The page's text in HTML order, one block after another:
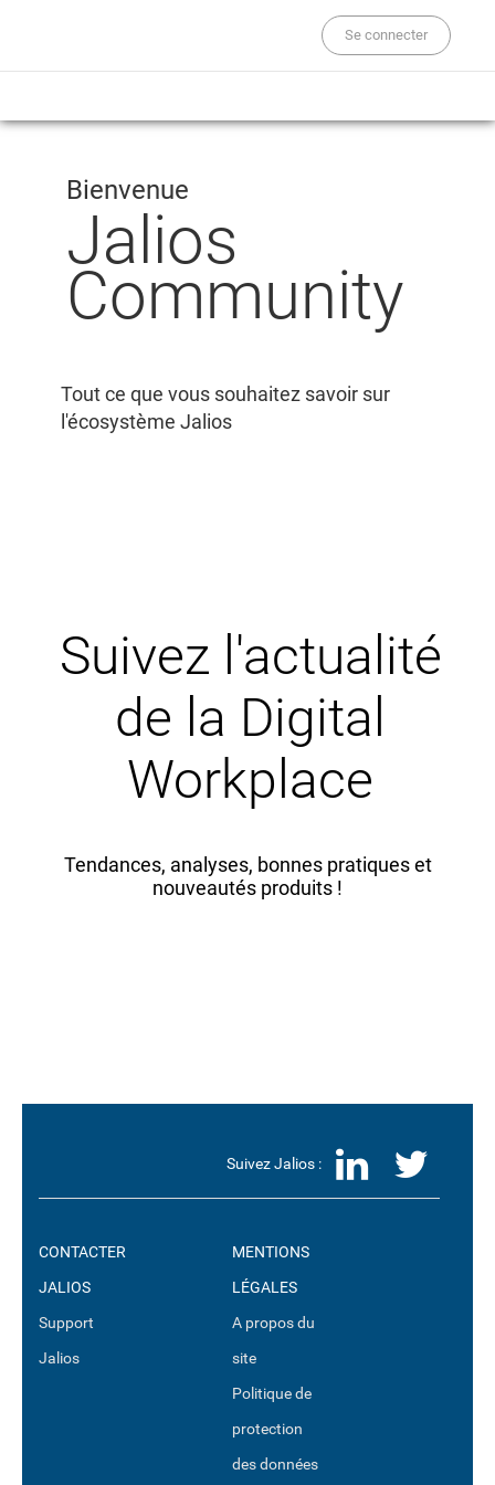
Se connecter
Bienvenue
Jalios
Community
Tout ce que vous souhaitez savoir sur
l'écosystème Jalios
Suivez l'actualité
de la Digital
Workplace
Tendances, analyses, bonnes pratiques et
nouveautés produits !
Suivez Jalios :
CONTACTER
JALIOS
Support
Jalios
MENTIONS
LÉGALES
A propos du
site
Politique de
protection
des données